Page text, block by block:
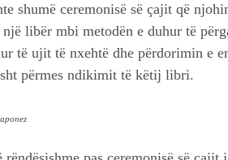
shumë ceremonisë së çajit që
libër mbi metodën e duhur të
të ujit të nxehtë dhe përdorimin e
përmes ndikimit të këtij libri.